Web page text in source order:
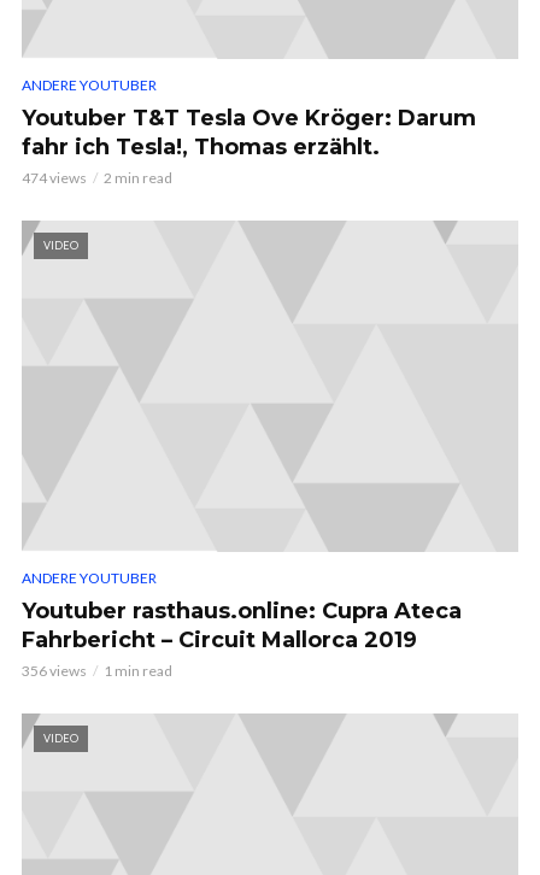
ANDERE YOUTUBER
Youtuber T&T Tesla Ove Kröger: Darum
fahr ich Tesla!, Thomas erzählt.
474 views 2 min read
VIDEO
ANDERE YOUTUBER
Youtuber rasthaus.online: Cupra Ateca
Fahrbericht – Circuit Mallorca 2019
356 views 1 min read
VIDEO